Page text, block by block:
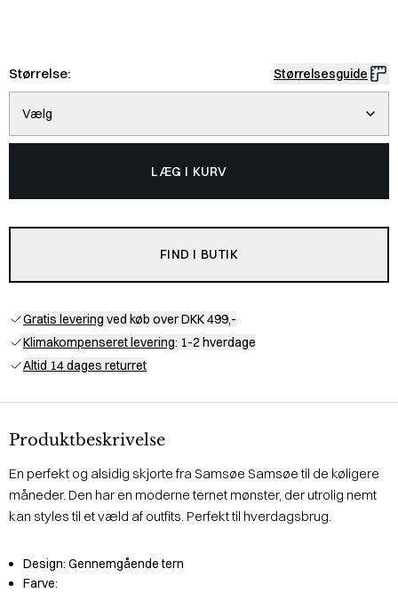
Størrelse: Størrelsesguide
Vælg
LÆG I KURV
FIND I BUTIK
Gratis levering ved køb over DKK 499,-
Klimakompenseret levering: 1-2 hverdage
Altid 14 dages returret
Produktbeskrivelse
En perfekt og alsidig skjorte fra Samsøe Samsøe til de køligere
måneder. Den har en moderne ternet mønster, der utrolig nemt
kan styles til et væld af outfits. Perfekt til hverdagsbrug.
Design: Gennemgående tern
Farve: